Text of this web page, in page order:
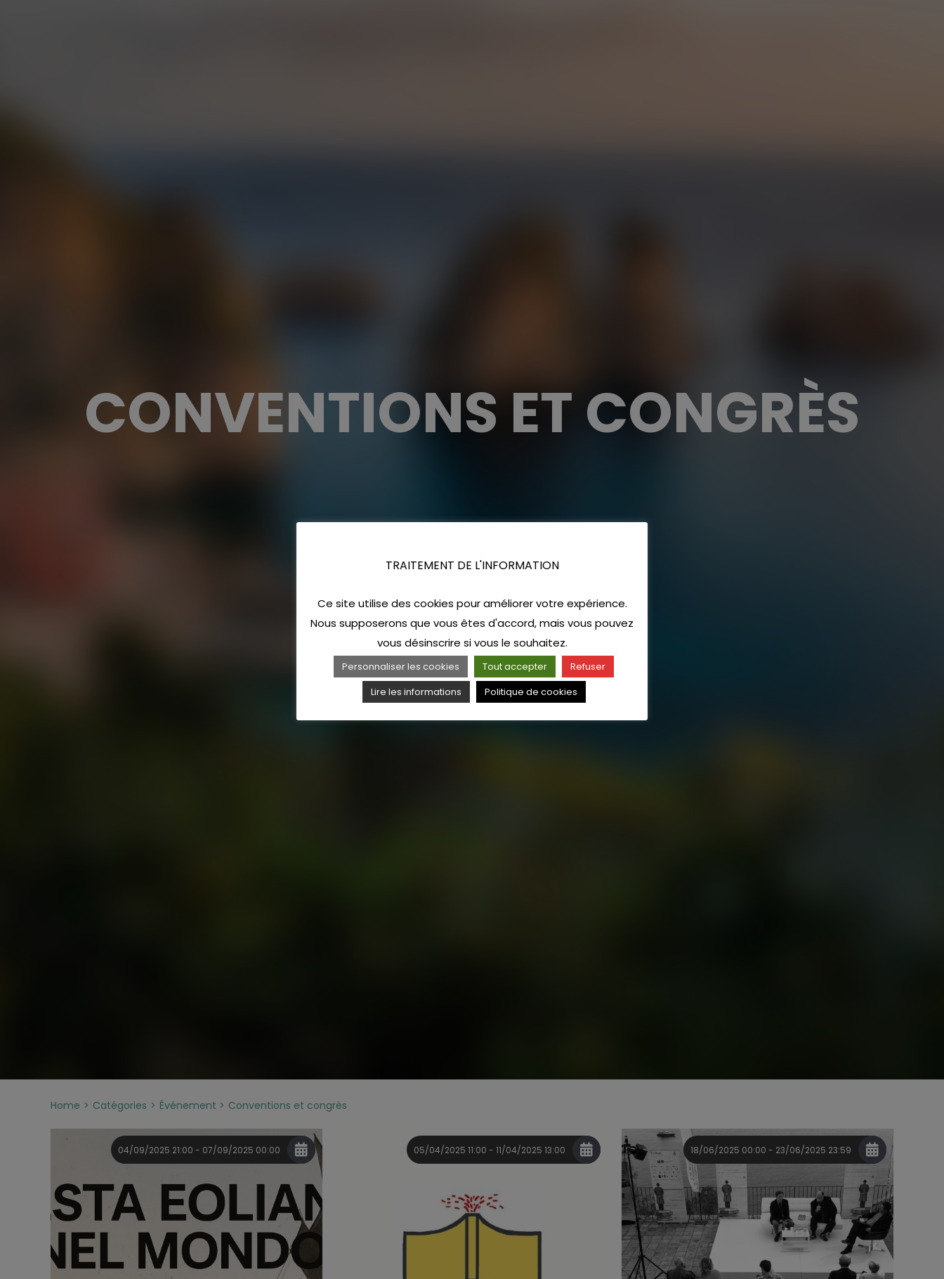
CONVENTIONS ET CONGRÈS
Home Catégories Événement Conventions et congrès
04/09/2025 21:00 - 07/09/2025 00:00 05/04/2025 11:00 - 11/04/2025 13:00 18/06/2025 00:00 - 23/06/2025 23:59
TRAITEMENT DE L'INFORMATION
Ce site utilise des cookies pour améliorer votre expérience.
Nous supposerons que vous êtes d'accord, mais vous pouvez
vous désinscrire si vous le souhaitez.
Personnaliser les cookies Tout accepter
Refuser
Lire les informations
Politique de cookies